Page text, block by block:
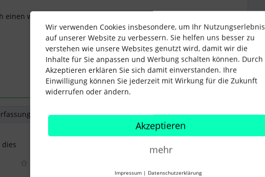
einen wunderschönen Tag.
Überstunden anrechnen
Wir verwenden Cookies insbesondere, um Ihr Nutzungserlebnis
auf unserer Website zu verbessern. Sie helfen uns besser zu
verstehen wie unsere Websites genutzt wird, damit wir die
Inhalte für Sie anpassen und Werbung schalten können. Durch
Akzeptieren erklären Sie sich damit einverstanden. Ihre
Einwilligung können Sie jederzeit mit Wirkung für die Zukunft
widerrufen oder ändern.
Akzeptieren
mehr
Impressum | Datenschutzerklärung